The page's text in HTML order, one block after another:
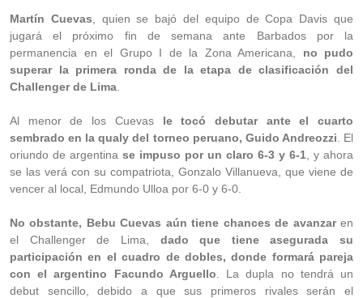
Martín Cuevas , quien se bajó del equipo de Copa Davis que
jugará el próximo fin de semana ante Barbados por la
permanencia en el Grupo I de la Zona Americana, no pudo
superar la primera ronda de la etapa de clasificación del
Challenger de Lima
Al menor de los Cuevas le tocó debutar ante el cuarto
sembrado en la qualy del torneo peruano, Guido Andreozzi . El
oriundo de argentina se impuso por un claro 6-3 y 6-1 , y ahora
se las verá con su compatriota, Gonzalo Villanueva, que viene de
vencer al local, Edmundo Ulloa por 6-0 y 6-0.
No obstante, Bebu Cuevas aún tiene chances de avanzar en
el Challenger de Lima, dado que tiene asegurada su
participación en el cuadro de dobles, donde formará pareja
con el argentino Facundo Arguello . La dupla no tendrá un
debut sencillo, debido a que sus primeros rivales serán el